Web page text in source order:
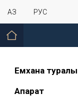
ҚАЗ РУС
Емхана туралы
Ақпарат